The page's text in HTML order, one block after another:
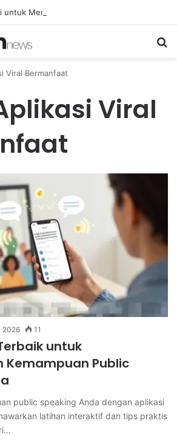
Viral Bermanfaat
Viral
2026 11
untuk
Kemampuan Public
public speaking Anda dengan aplikasi
latihan interaktif dan tips praktis